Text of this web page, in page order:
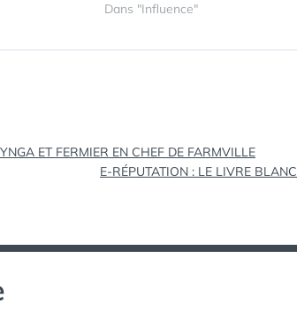
film tente de comprendre
Dans "Influence"
ET FERMIER EN CHEF DE FARMVILLE
E-RÉPUTATION : LE LIVRE BLANC